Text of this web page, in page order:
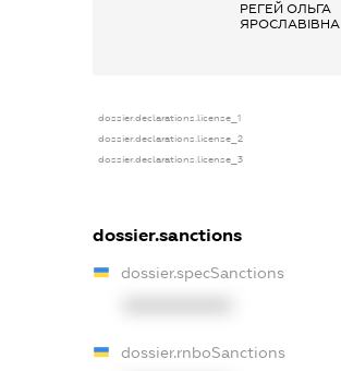
РЕГЕЙ ОЛЬГА
ЯРОСЛАВІВНА
dossier.declarations.license_1
dossier.declarations.license_2
dossier.declarations.license_3
dossier.sanctions
dossier.specSanctions
dossier.rnboSanctions